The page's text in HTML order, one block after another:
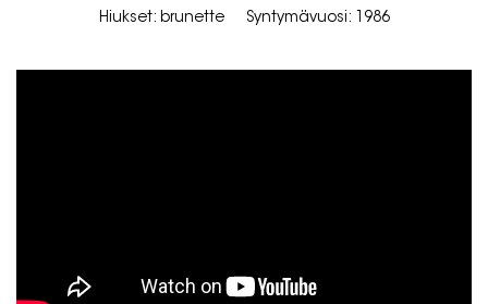
Hiukset: brunette
Syntymävuosi: 1986